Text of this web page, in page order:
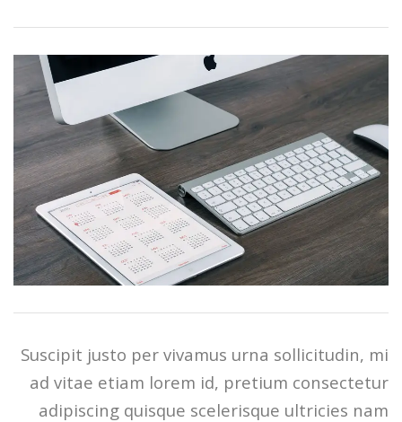
Suscipit justo per vivamus urna sollicitudin, mi
ad vitae etiam lorem id, pretium consectetur
adipiscing quisque scelerisque ultricies nam